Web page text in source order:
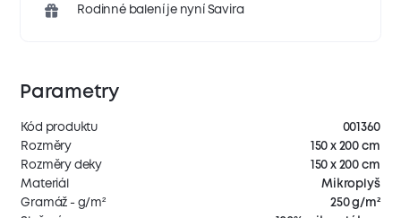
Rodinné balení je nyní Savira
Parametry
Kód produktu
001360
Rozměry
150 x 200 cm
Rozměry deky
150 x 200 cm
Materiál
Mikroplyš
Gramáž - g/m²
250 g/m²